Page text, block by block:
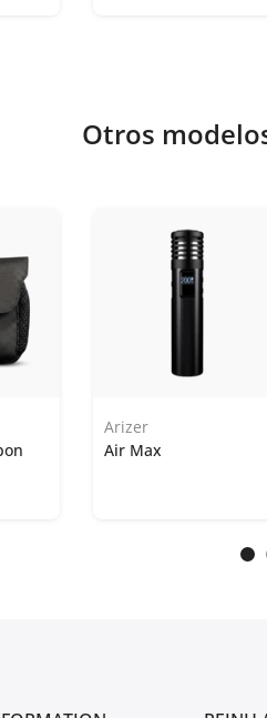
Otros
Arizer
Air Max